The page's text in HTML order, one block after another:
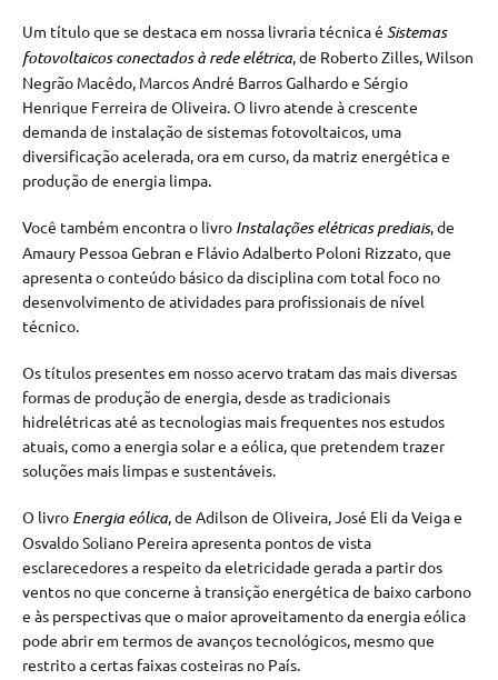
Um título que se destaca em nossa livraria técnica é Sistemas
fotovoltaicos conectados à rede elétrica, de Roberto Zilles, Wilson
Negrão Macêdo, Marcos André Barros Galhardo e Sérgio
Henrique Ferreira de Oliveira. O livro atende à crescente
demanda de instalação de sistemas fotovoltaicos, uma
diversificação acelerada, ora em curso, da matriz energética e
produção de energia limpa.
Você também encontra o livro Instalações elétricas prediais, de
Amaury Pessoa Gebran e Flávio Adalberto Poloni Rizzato, que
apresenta o conteúdo básico da disciplina com total foco no
desenvolvimento de atividades para profissionais de nível
técnico.
Os títulos presentes em nosso acervo tratam das mais diversas
formas de produção de energia, desde as tradicionais
hidrelétricas até as tecnologias mais frequentes nos estudos
atuais, como a energia solar e a eólica, que pretendem trazer
soluções mais limpas e sustentáveis.
O livro Energia eólica, de Adilson de Oliveira, José Eli da Veiga e
Osvaldo Soliano Pereira apresenta pontos de vista
esclarecedores a respeito da eletricidade gerada a partir dos
ventos no que concerne à transição energética de baixo carbono
e às perspectivas que o maior aproveitamento da energia eólica
pode abrir em termos de avanços tecnológicos, mesmo que
restrito a certas faixas costeiras no País.